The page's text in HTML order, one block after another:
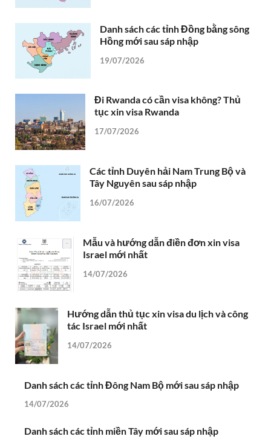
Danh sách các tỉnh Đồng bằng sông
Hồng mới sau sáp nhập
19/07/2026
Đi Rwanda có cần visa không? Thủ
tục xin visa Rwanda
17/07/2026
Các tỉnh Duyên hải Nam Trung Bộ và
Tây Nguyên sau sáp nhập
16/07/2026
Mẫu và hướng dẫn điền đơn xin visa
Israel mới nhất
14/07/2026
Hướng dẫn thủ tục xin visa du lịch và công
tác Israel mới nhất
14/07/2026
Danh sách các tỉnh Đông Nam Bộ mới sau sáp nhập
14/07/2026
Danh sách các tỉnh miền Tây mới sau sáp nhập